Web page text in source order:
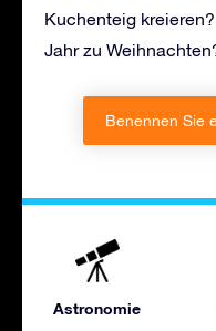
Kuchenteig
Jahr zu
Benennen Sie
Astronomie